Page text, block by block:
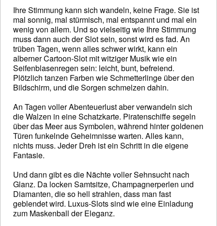
Ihre Stimmung kann sich wandeln, keine Frage. Sie ist
mal sonnig, mal stürmisch, mal entspannt und mal ein
wenig von allem. Und so vielseitig wie Ihre Stimmung
muss dann auch der Slot sein, sonst wird es fad. An
trüben Tagen, wenn alles schwer wirkt, kann ein
alberner Cartoon-Slot mit witziger Musik wie ein
Seifenblasenregen sein: leicht, bunt, befreiend.
Plötzlich tanzen Farben wie Schmetterlinge über den
Bildschirm, und die Sorgen schmelzen dahin.
An Tagen voller Abenteuerlust aber verwandeln sich
die Walzen in eine Schatzkarte. Piratenschiffe segeln
über das Meer aus Symbolen, während hinter goldenen
Türen funkelnde Geheimnisse warten. Alles kann,
nichts muss. Jeder Dreh ist ein Schritt in die eigene
Fantasie.
Und dann gibt es die Nächte voller Sehnsucht nach
Glanz. Da locken Samtsitze, Champagnerperlen und
Diamanten, die so hell strahlen, dass man fast
geblendet wird. Luxus-Slots sind wie eine Einladung
zum Maskenball der Eleganz.